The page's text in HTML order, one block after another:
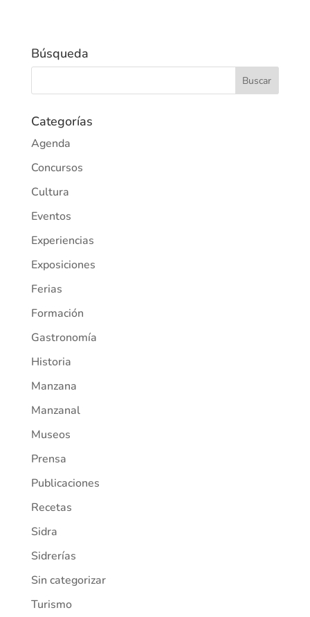
Búsqueda
Categorías
Agenda
Concursos
Cultura
Eventos
Experiencias
Exposiciones
Ferias
Formación
Gastronomía
Historia
Manzana
Manzanal
Museos
Prensa
Publicaciones
Recetas
Sidra
Sidrerías
Sin categorizar
Turismo